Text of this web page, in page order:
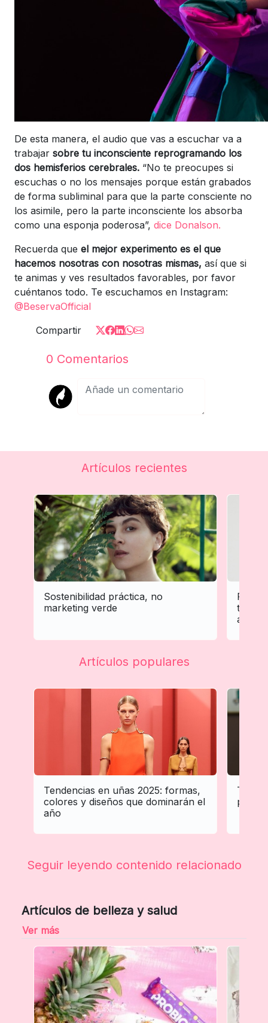
De esta manera, el audio que vas a escuchar va a
trabajar sobre tu inconsciente reprogramando los
dos hemisferios cerebrales. “No te preocupes si
escuchas o no los mensajes porque están grabados
de forma subliminal para que la parte consciente no
los asimile, pero la parte inconsciente los absorba
como una esponja poderosa”, dice Donalson.
Recuerda que el mejor experimento es el que
hacemos nosotras con nosotras mismas, así que si
te animas y ves resultados favorables, por favor
cuéntanos todo. Te escuchamos en Instagram:
@BeservaOfficial
0 Comentarios
Compartir
Artículos recientes
Sostenibilidad práctica, no
marketing verde
Artículos populares
Tendencias en uñas 2025: formas,
colores y diseños que dominarán el
año
Seguir leyendo contenido relacionado
Artículos de belleza y salud
Ver más